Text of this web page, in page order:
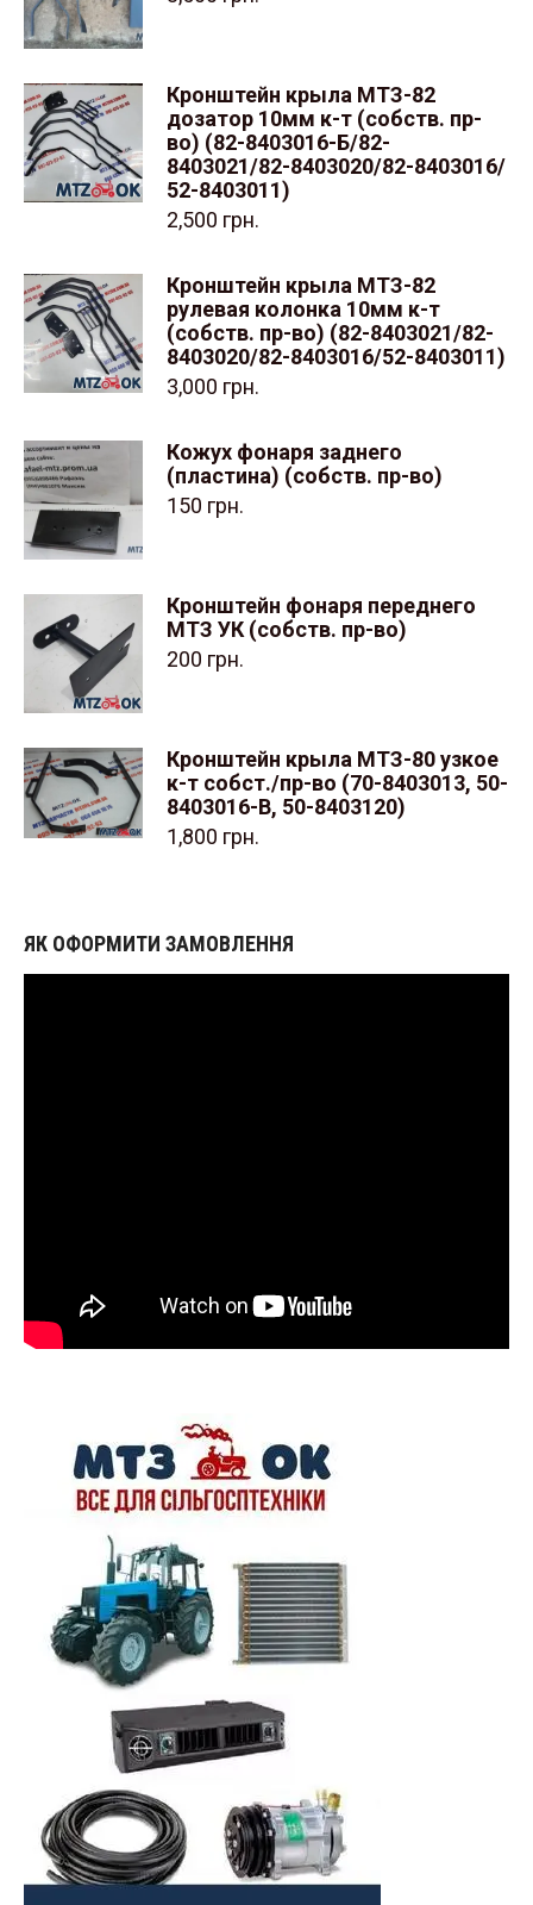
Кронштейн крыла МТЗ-82
дозатор 10мм к-т (собств. пр-
во) (82-8403016-Б/82-
8403021/82-8403020/82-8403016/
52-8403011)
2,500 грн.
Кронштейн крыла МТЗ-82
рулевая колонка 10мм к-т
(собств. пр-во) (82-8403021/82-
8403020/82-8403016/52-8403011)
3,000 грн.
Кожух фонаря заднего
(пластина) (собств. пр-во)
150 грн.
Кронштейн фонаря переднего
МТЗ УК (собств. пр-во)
200 грн.
Кронштейн крыла МТЗ-80 узкое
к-т собст./пр-во (70-8403013, 50-
8403016-В, 50-8403120)
1,800 грн.
ЯК ОФОРМИТИ ЗАМОВЛЕННЯ